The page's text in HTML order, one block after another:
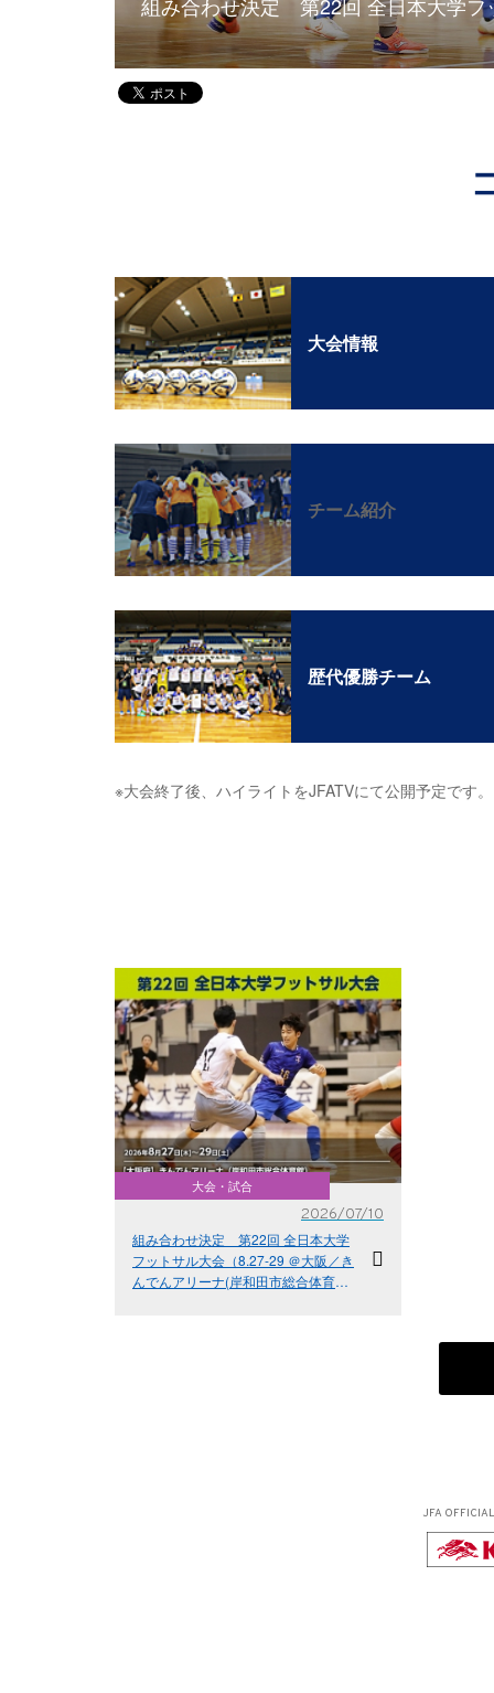
組み合わせ決定 第22回 全日本大学フ
大会情報
チーム紹介
歴代優勝チーム
※大会終了後、ハイライトをJFATVにて公開予定です。
大会・試合
2026/07/10
組み合わせ決定 第22回 全日本大学
フットサル大会（8.27-29 ＠大阪／き
んでんアリーナ(岸和田市総合体育
JFA